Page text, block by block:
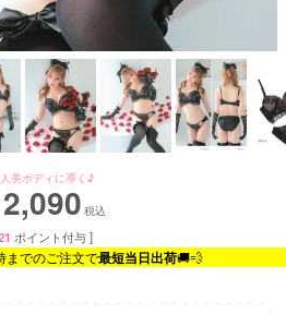
美ボディに導く♪
2,090 税込
ポイント付与 ]
までのご注文で最短当日出荷🚚💨